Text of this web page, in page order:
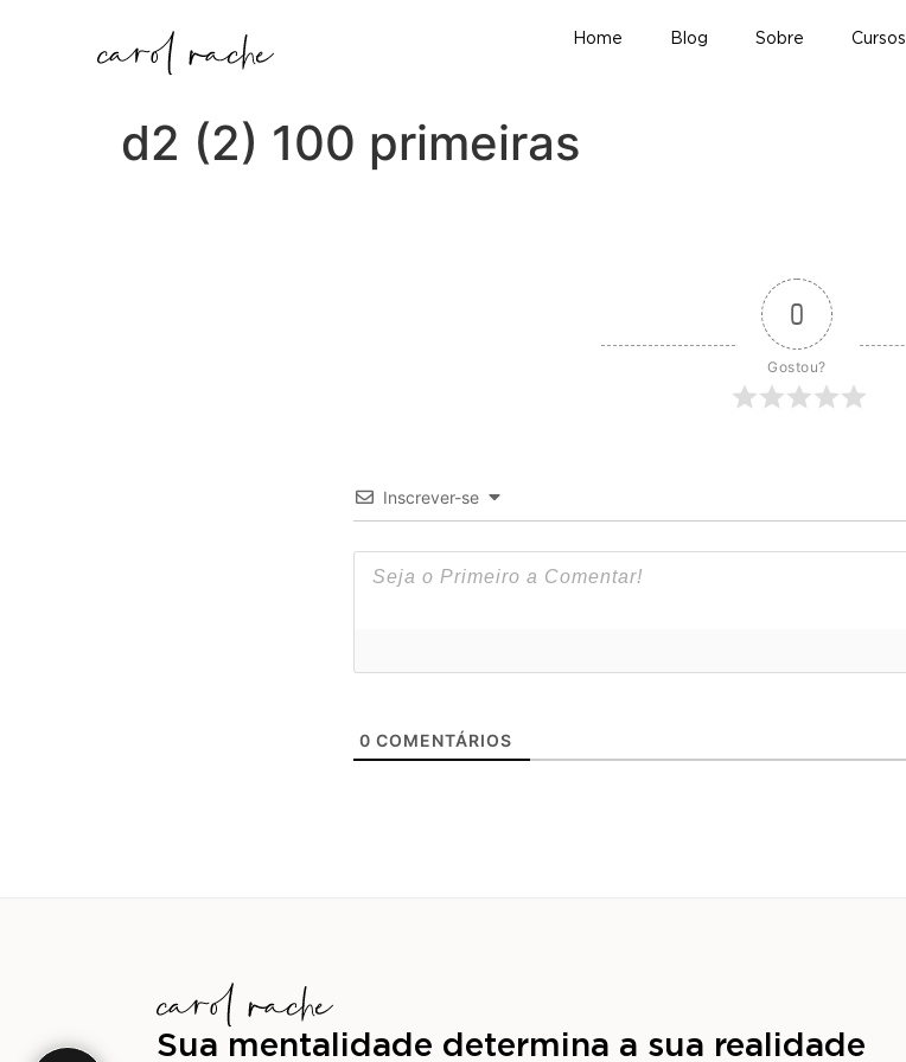
Home Blog Sobre Cursos
d2 (2) 100 primeiras
0
Gostou?
Inscrever-se
0 COMENTÁRIOS
Sua mentalidade determina a sua realidade